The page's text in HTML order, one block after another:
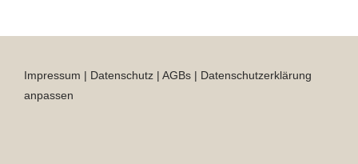
Impressum | Datenschutz | AGBs | Datenschutzerklärung
anpassen